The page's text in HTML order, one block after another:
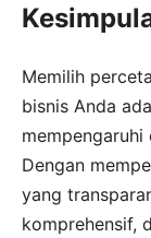
Memilih
bisnis Anda
Dengan
yang
komprehensif,